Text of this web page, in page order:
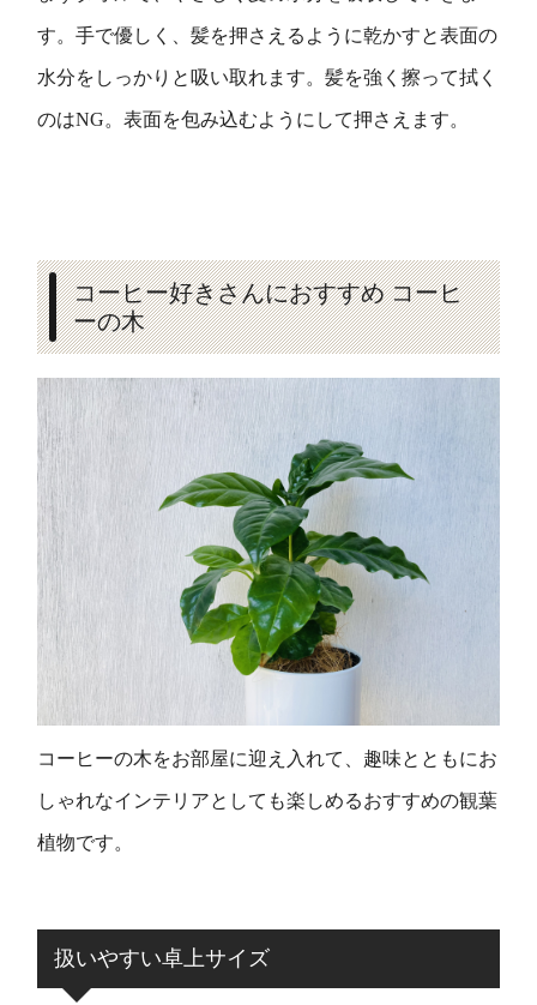
す。手で優しく、髪を押さえるように乾かすと表面の
水分をしっかりと吸い取れます。髪を強く擦って拭く
のはNG。表面を包み込むようにして押さえます。
コーヒー好きさんにおすすめ コーヒ
ーの木
コーヒーの木をお部屋に迎え入れて、趣味とともにお
しゃれなインテリアとしても楽しめるおすすめの観葉
植物です。
扱いやすい卓上サイズ